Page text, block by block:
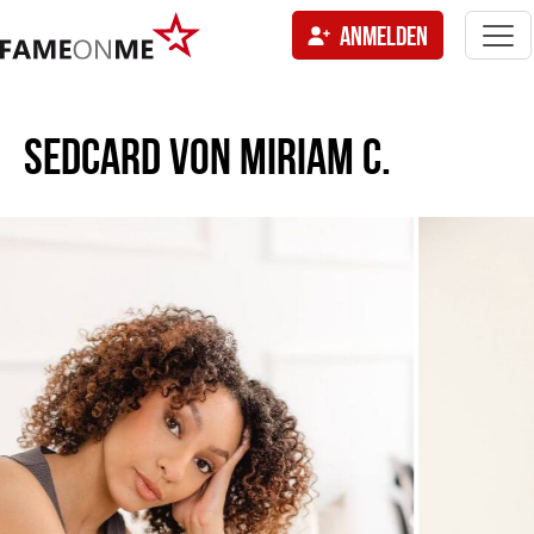
ANMELDEN
SEDCARD VONMIRIAM C.